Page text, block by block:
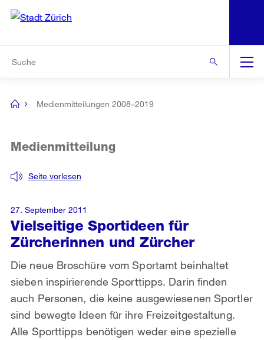
Navigation
[no
Medienmitteilungen 2008–2019
Vielseitige Sportideen für
Zürcherinnen und Zürcher
Seite vorlesen
Medienmitteilung
Die neue Broschüre vom Sportamt beinhaltet
sieben inspirierende Sporttipps. Darin finden
auch Personen, die keine ausgewiesenen Sportler
sind bewegte Ideen für ihre Freizeitgestaltung.
Alle Sporttipps benötigen weder eine spezielle
27. September 2011